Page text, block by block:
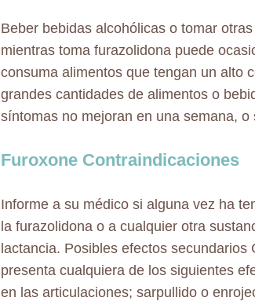
Beber bebidas alcohólicas o tomar
mientras toma furazolidona puede
consuma alimentos que tengan un alto
grandes cantidades de alimentos o
síntomas no mejoran en una semana,
Furoxone Contraindicaciones
Informe a su médico si alguna vez ha
la furazolidona o a cualquier otra
lactancia. Posibles efectos
presenta cualquiera de los siguientes
en las articulaciones; sarpullido o